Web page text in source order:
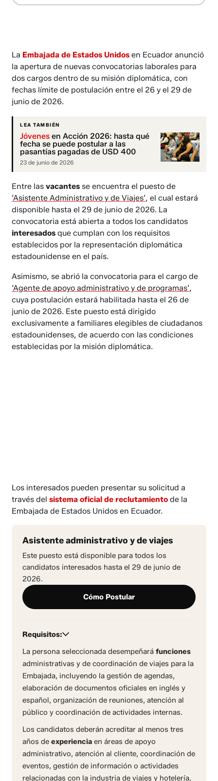
La Embajada de Estados Unidos en Ecuador anunció
la apertura de nuevas convocatorias laborales para
dos cargos dentro de su misión diplomática, con
fechas límite de postulación entre el 26 y el 29 de
junio de 2026.
LEA TAMBIÉN
Jóvenes en Acción 2026: hasta qué
fecha se puede postular a las
pasantías pagadas de USD 400
23 de junio de 2026
Entre lasvacantes se encuentra el puesto de
‘Asistente Administrativo y de Viajes’, el cual estará
disponible hasta el 29 de junio de 2026. La
convocatoria está abierta a todos los candidatos
interesados que cumplan con los requisitos
establecidos por la representación diplomática
estadounidense en el país.
Asimismo, se abrió la convocatoria para el cargo de
‘Agente de apoyo administrativo y de programas’,
cuya postulación estará habilitada hasta el 26 de
junio de 2026. Este puesto está dirigido
exclusivamente a familiares elegibles de ciudadanos
estadounidenses, de acuerdo con las condiciones
establecidas por la misión diplomática.
Los interesados pueden presentar su solicitud a
través delsistema oficial de reclutamiento de la
Embajada de Estados Unidos en Ecuador.
Asistente administrativo y de viajes
Este puesto está disponible para todos los
candidatos interesados hasta el 29 de junio de
2026.
Cómo Postular
Requisitos:
La persona seleccionada desempeñaráfunciones
administrativas y de coordinación de viajes para la
Embajada, incluyendo la gestión de agendas,
elaboración de documentos oficiales en inglés y
español, organización de reuniones, atención al
público y coordinación de actividades internas.
Los candidatos deberán acreditar al menos tres
años deexperiencia en áreas de apoyo
administrativo, atención al cliente, coordinación de
eventos, gestión de información o actividades
relacionadas con la industria de viajes y hotelería,